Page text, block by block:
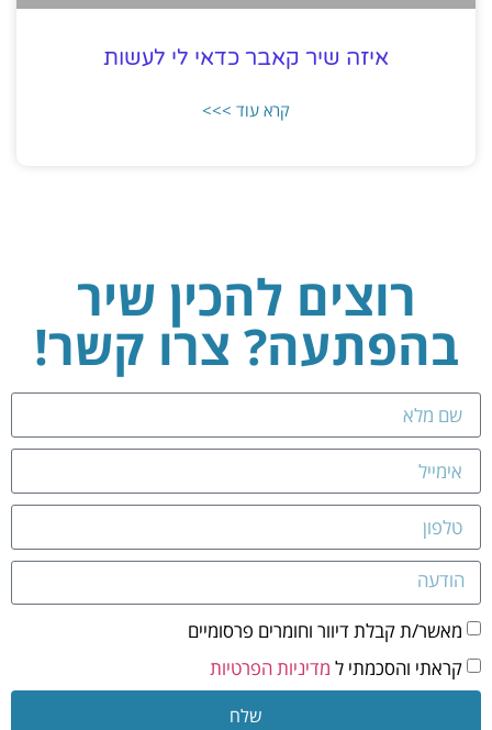
איזה שיר קאבר כדאי לי לעשות
קרא עוד >>>
רוצים להכין שיר
בהפתעה? צרו קשר!
מאשר/ת קבלת דיוור וחומרים פרסומיים
קראתי והסכמתי ל מדיניות הפרטיות
שלח